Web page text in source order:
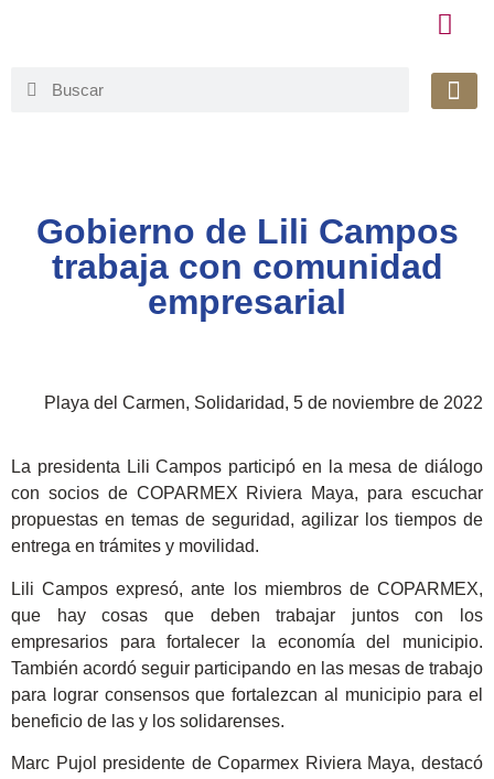
Gobierno de Lili Campos
trabaja con comunidad
empresarial
Playa del Carmen, Solidaridad, 5 de noviembre de 2022
La presidenta Lili Campos participó en la mesa de diálogo
con socios de COPARMEX Riviera Maya, para escuchar
propuestas en temas de seguridad, agilizar los tiempos de
entrega en trámites y movilidad.
Lili Campos expresó, ante los miembros de COPARMEX,
que hay cosas que deben trabajar juntos con los
empresarios para fortalecer la economía del municipio.
También acordó seguir participando en las mesas de trabajo
para lograr consensos que fortalezcan al municipio para el
beneficio de las y los solidarenses.
Marc Pujol presidente de Coparmex Riviera Maya, destacó